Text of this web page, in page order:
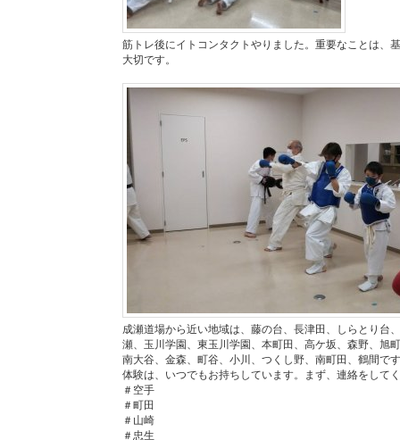
筋トレ後にイトコンタクトやりました。重要なことは、
大切です。
成瀬道場から近い地域は、藤の台、長津田、しらとり台
瀬、玉川学園、東玉川学園、本町田、高ケ坂、森野、旭
南大谷、金森、町谷、小川、つくし野、南町田、鶴間で
体験は、いつでもお持ちしています。まず、連絡をして
＃空手
＃町田
＃山崎
＃忠生